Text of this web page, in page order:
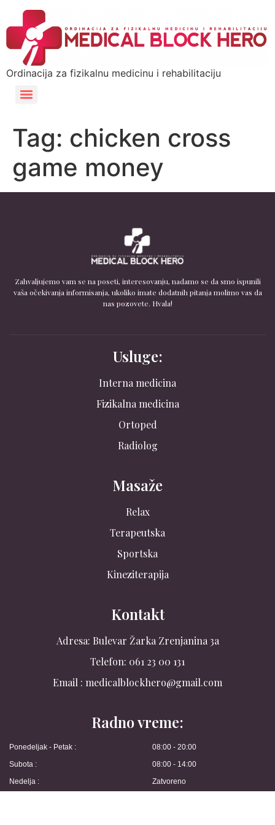
Ordinacija za fizikalnu medicinu i rehabilitaciju
Tag: chicken cross
game money
Zahvaljujemo vam se na poseti, interesovanju, nadamo se da smo ispunili
vaša očekivanja informisanja, ukoliko imate dodatnih pitanja molimo vas da
nas pozovete. Hvala!
Usluge:
Interna medicina
Fizikalna medicina
Ortoped
Radiolog
Masaže
Relax
Terapeutska
Sportska
Kineziterapija
Kontakt
Adresa: Bulevar Žarka Zrenjanina 3a
Telefon: 061 23 00 131
Email : medicalblockhero@gmail.com
Radno vreme:
Ponedeljak - Petak :
Subota :
Nedelja :
08:00 - 20:00
08:00 - 14:00
Zatvoreno